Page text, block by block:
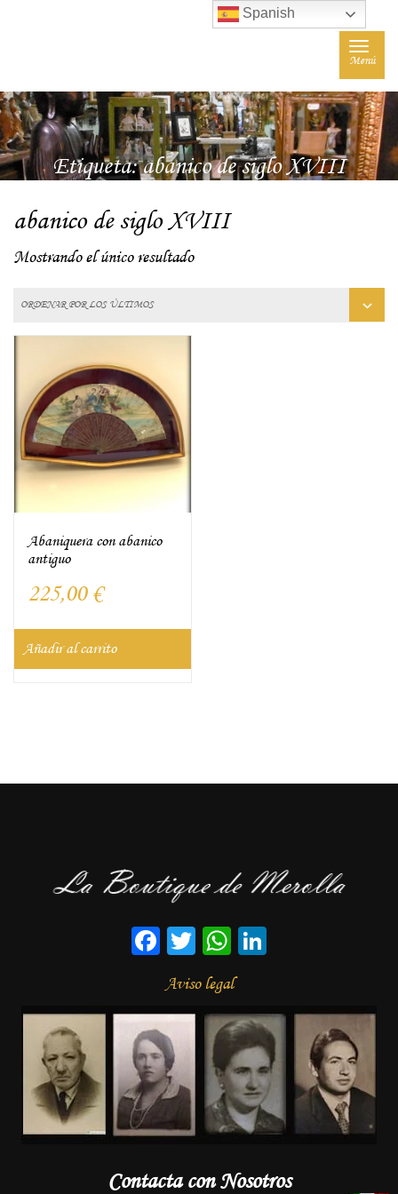
Toggle
Menú
Etiqueta:abanico de siglo XVIII
abanico de siglo XVIII
Mostrando el único resultado
Abaniquera con abanico
antiguo
225,00 €
Añadir al carrito
Facebook
TwitterWhatsApp
Aviso legal
Contacta con Nosotros
Spanish